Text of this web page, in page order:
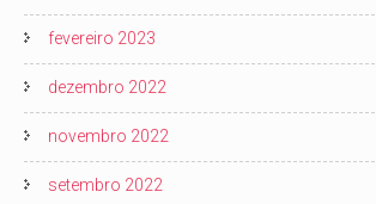
fevereiro 2023
dezembro 2022
novembro 2022
setembro 2022